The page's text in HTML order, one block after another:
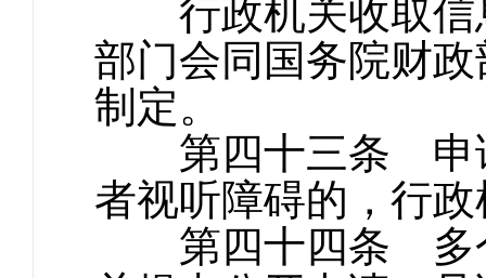
行政机关收取信
部门会同国务院财
制定。
第四十三条 申请
者视听障碍的，行
第四十四条 多个